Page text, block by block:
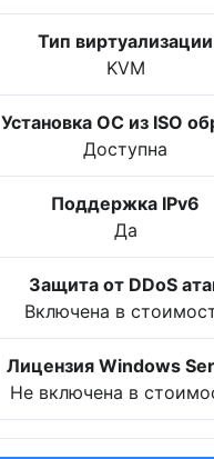
Тип виртуализации
KVM
Установка ОС из ISO
Доступна
Поддержка IPv6
Да
Защита от DDoS
Включена в
Лицензия Windows
Не включена в